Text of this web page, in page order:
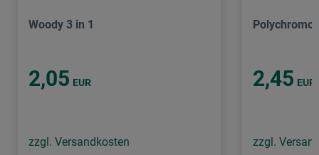
Woody 3 in 1
2,05 EUR
zzgl. Versandkosten
2,45 EUR
zzgl.